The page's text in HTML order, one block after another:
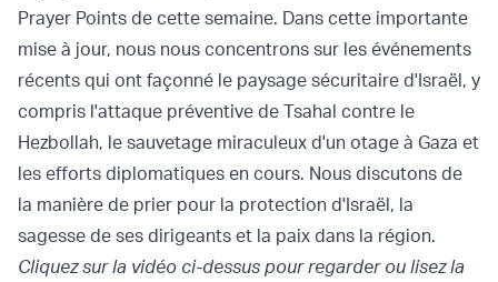
Prayer Points de cette semaine. Dans cette importante
mise à jour, nous nous concentrons sur les événements
récents qui ont façonné le paysage sécuritaire d'Israël, y
compris l'attaque préventive de Tsahal contre le
Hezbollah, le sauvetage miraculeux d'un otage à Gaza et
les efforts diplomatiques en cours. Nous discutons de
la manière de prier pour la protection d'Israël, la
sagesse de ses dirigeants et la paix dans la région.
Cliquez sur la vidéo ci-dessus pour regarder ou lisez la